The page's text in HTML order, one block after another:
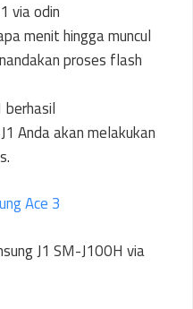
menit hingga muncul
proses flash
Anda akan melakukan
Ace 3
J1 SM-J100H via